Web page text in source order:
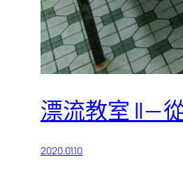
漂流教室 II —
2020.01.10